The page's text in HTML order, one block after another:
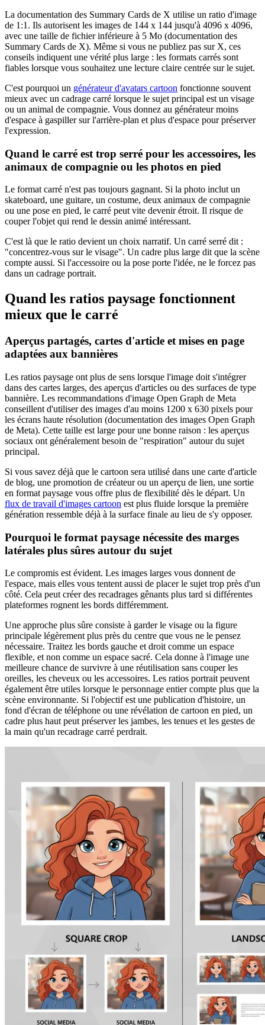
La documentation des Summary Cards de X utilise un ratio d'image
de 1:1. Ils autorisent les images de 144 x 144 jusqu'à 4096 x 4096,
avec une taille de fichier inférieure à 5 Mo (documentation des
Summary Cards de X). Même si vous ne publiez pas sur X, ces
conseils indiquent une vérité plus large : les formats carrés sont
fiables lorsque vous souhaitez une lecture claire centrée sur le sujet.
C'est pourquoi un générateur d'avatars cartoon fonctionne souvent
mieux avec un cadrage carré lorsque le sujet principal est un visage
ou un animal de compagnie. Vous donnez au générateur moins
d'espace à gaspiller sur l'arrière-plan et plus d'espace pour préserver
l'expression.
Quand le carré est trop serré pour les accessoires, les
animaux de compagnie ou les photos en pied
Le format carré n'est pas toujours gagnant. Si la photo inclut un
skateboard, une guitare, un costume, deux animaux de compagnie
ou une pose en pied, le carré peut vite devenir étroit. Il risque de
couper l'objet qui rend le dessin animé intéressant.
C'est là que le ratio devient un choix narratif. Un carré serré dit :
"concentrez-vous sur le visage". Un cadre plus large dit que la scène
compte aussi. Si l'accessoire ou la pose porte l'idée, ne le forcez pas
dans un cadrage portrait.
Quand les ratios paysage fonctionnent
mieux que le carré
Aperçus partagés, cartes d'article et mises en page
adaptées aux bannières
Les ratios paysage ont plus de sens lorsque l'image doit s'intégrer
dans des cartes larges, des aperçus d'articles ou des surfaces de type
bannière. Les recommandations d'image Open Graph de Meta
conseillent d'utiliser des images d'au moins 1200 x 630 pixels pour
les écrans haute résolution (documentation des images Open Graph
de Meta). Cette taille est large pour une bonne raison : les aperçus
sociaux ont généralement besoin de "respiration" autour du sujet
principal.
Si vous savez déjà que le cartoon sera utilisé dans une carte d'article
de blog, une promotion de créateur ou un aperçu de lien, une sortie
en format paysage vous offre plus de flexibilité dès le départ. Un
flux de travail d'images cartoon est plus fluide lorsque la première
génération ressemble déjà à la surface finale au lieu de s'y opposer.
Pourquoi le format paysage nécessite des marges
latérales plus sûres autour du sujet
Le compromis est évident. Les images larges vous donnent de
l'espace, mais elles vous tentent aussi de placer le sujet trop près d'un
côté. Cela peut créer des recadrages gênants plus tard si différentes
plateformes rognent les bords différemment.
Une approche plus sûre consiste à garder le visage ou la figure
principale légèrement plus près du centre que vous ne le pensez
nécessaire. Traitez les bords gauche et droit comme un espace
flexible, et non comme un espace sacré. Cela donne à l'image une
meilleure chance de survivre à une réutilisation sans couper les
oreilles, les cheveux ou les accessoires. Les ratios portrait peuvent
également être utiles lorsque le personnage entier compte plus que la
scène environnante. Si l'objectif est une publication d'histoire, un
fond d'écran de téléphone ou une révélation de cartoon en pied, un
cadre plus haut peut préserver les jambes, les tenues et les gestes de
la main qu'un recadrage carré perdrait.